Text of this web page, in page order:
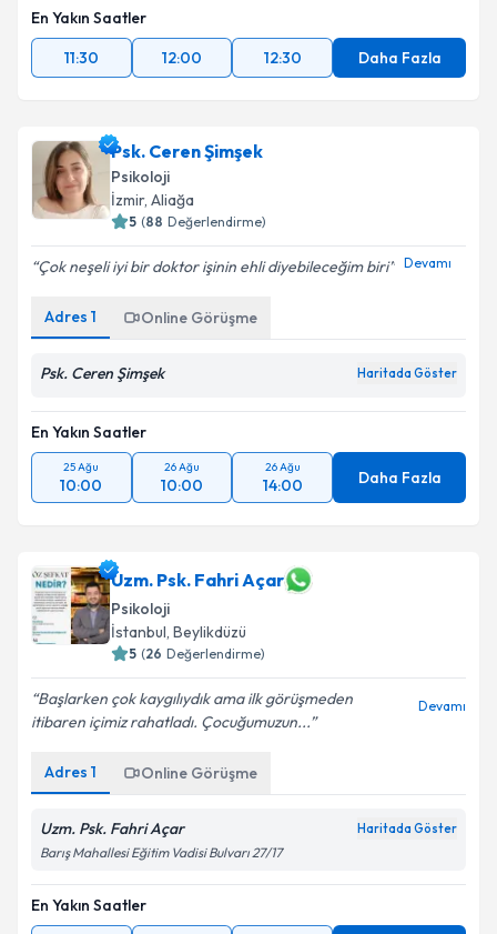
En Yakın Saatler
11:30
12:00 12:30 Daha Fazla
Psk. Ceren Şimşek
Psikoloji
İzmir, Aliağa
5 (88 Değerlendirme)
Çok neşeli iyi bir doktor işinin ehli diyebileceğim biri Devamı
Adres 1 Online Görüşme
Psk. Ceren Şimşek Haritada Göster
En Yakın Saatler
25 Ağu
10:00
26 Ağu
10:00
26 Ağu
14:00 Daha Fazla
Uzm. Psk. Fahri Açar
Psikoloji
İstanbul, Beylikdüzü
5 (26 Değerlendirme)
Başlarken çok kaygılıydık ama ilk görüşmeden
itibaren içimiz rahatladı. Çocuğumuzun...
Devamı
Adres 1 Online Görüşme
Uzm. Psk. Fahri Açar Haritada Göster
Barış Mahallesi Eğitim Vadisi Bulvarı 27/17
En Yakın Saatler